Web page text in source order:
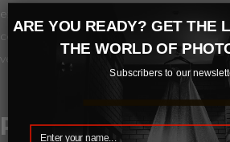
exercitation ullamco laboris nisi ut
consequat. Duis aute irure dolor in
velit esse cillum dolore eu fugiat nulla
Related Products
ARE YOU READY? GET THE
THE WORLD OF
Subscribers to our